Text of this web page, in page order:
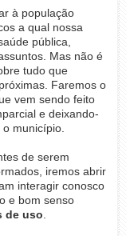
à população
a qual nossa
pública,
Mas não é
tudo que
Faremos o
vem sendo feito
e deixando-
município.
de serem
iremos abrir
interagir conosco
e bom senso
de uso.